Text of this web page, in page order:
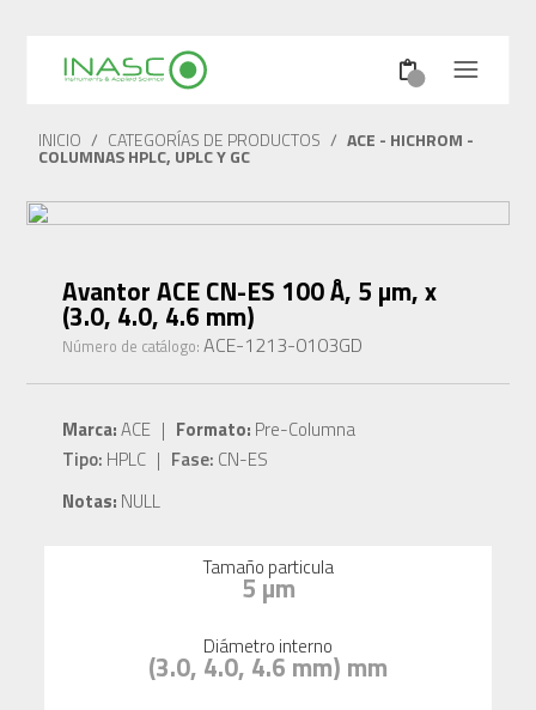
INICIO / CATEGORÍAS DE PRODUCTOS / ACE - HICHROM -
COLUMNAS HPLC, UPLC Y GC
Avantor ACE CN-ES 100 Å, 5 µm, x
(3.0, 4.0, 4.6 mm)
Número de catálogo:ACE-1213-0103GD
Marca:ACE | Formato: Pre-Columna
Tipo: HPLC | Fase: CN-ES
Notas: NULL
Tamaño particula
5 µm
Diámetro interno
(3.0, 4.0, 4.6 mm) mm